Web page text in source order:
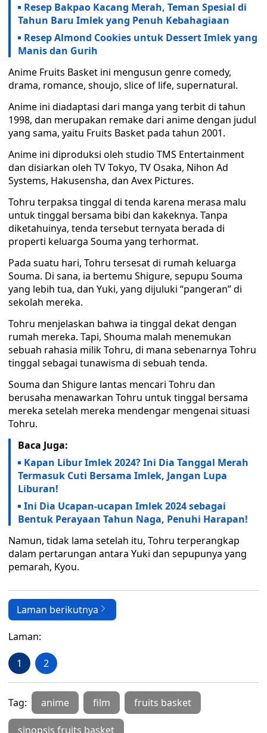
Resep Bakpao Kacang Merah, Teman Spesial di
Tahun Baru Imlek yang Penuh Kebahagiaan
Resep Almond Cookies untuk Dessert Imlek yang
Manis dan Gurih
Anime Fruits Basket ini mengusun genre comedy,
drama, romance, shoujo, slice of life, supernatural.
Anime ini diadaptasi dari manga yang terbit di tahun
1998, dan merupakan remake dari anime dengan judul
yang sama, yaitu Fruits Basket pada tahun 2001.
Anime ini diproduksi oleh studio TMS Entertainment
dan disiarkan oleh TV Tokyo, TV Osaka, Nihon Ad
Systems, Hakusensha, dan Avex Pictures.
Tohru terpaksa tinggal di tenda karena merasa malu
untuk tinggal bersama bibi dan kakeknya. Tanpa
diketahuinya, tenda tersebut ternyata berada di
properti keluarga Souma yang terhormat.
Pada suatu hari, Tohru tersesat di rumah keluarga
Souma. Di sana, ia bertemu Shigure, sepupu Souma
yang lebih tua, dan Yuki, yang dijuluki “pangeran” di
sekolah mereka.
Tohru menjelaskan bahwa ia tinggal dekat dengan
rumah mereka. Tapi, Shouma malah menemukan
sebuah rahasia milik Tohru, di mana sebenarnya Tohru
tinggal sebagai tunawisma di sebuah tenda.
Souma dan Shigure lantas mencari Tohru dan
berusaha menawarkan Tohru untuk tinggal bersama
mereka setelah mereka mendengar mengenai situasi
Tohru.
Baca Juga:
Kapan Libur Imlek 2024? Ini Dia Tanggal Merah
Termasuk Cuti Bersama Imlek, Jangan Lupa
Liburan!
Ini Dia Ucapan-ucapan Imlek 2024 sebagai
Bentuk Perayaan Tahun Naga, Penuhi Harapan!
Namun, tidak lama setelah itu, Tohru terperangkap
dalam pertarungan antara Yuki dan sepupunya yang
pemarah, Kyou.
Laman berikutnya
Laman:
1 2
Tag: anime film fruits basket
sinopsis fruits basket